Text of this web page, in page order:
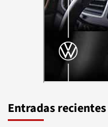
Entradas recientes